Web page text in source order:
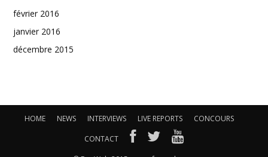
février 2016
janvier 2016
décembre 2015
HOME NEWS INTERVIEWS LIVE REPORTS
CONCOURS
CONTACT